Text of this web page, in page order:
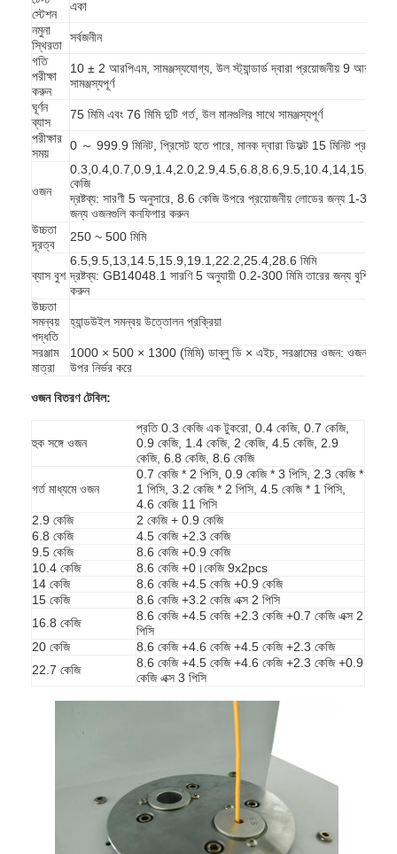
বাড়ি
কারখানা পরিদর্শন
গুণমান নিয়ন্ত্রণ
স্টেশন
একা
নমুনা
স্থিরতা
সর্বজনীন
গতি
পরীক্ষা
করুন
10 ± 2 আরপিএম, সামঞ্জস্যযোগ্য, উল স্ট্যান্ডার্ড দ্বারা প্রয়োজনীয় 9
সামঞ্জস্যপূর্ণ
ঘূর্ণন
ব্যাস
75 মিমি এবং 76 মিমি দুটি গর্ত, উল মানগুলির সাথে সামঞ্জস্যপূর্ণ
পরীক্ষার
সময়
0 ～ 999.9 মিনিট, প্রিসেট হতে পারে, মানক দ্বারা ডিফল্ট 15 মিনিট প্রয়োজন
ওজন
কেজি
দ্রষ্টব্য: সারণী 5 অনুসারে, 8.6 কেজি উপরে প্রয়োজনীয় লোডের জন্য 1-300
জন্য ওজনগুলি কনফিগার করুন
উচ্চতা
দূরত্ব
250 ~ 500 মিমি
ব্যাস বুশ
6.5,9.5,13,14.5,15.9,19.1,22.2,25.4,28.6 মিমি
দ্রষ্টব্য: GB14048.1 সারণি 5 অনুযায়ী 0.2-300 মিমি তারের জন্য বুশিংগুলি
করুন
উচ্চতা
সমন্বয়
পদ্ধতি
হ্যান্ডউইল সমন্বয় উত্তোলন প্রক্রিয়া
সরঞ্জাম
মাত্রা
1000 × 500 × 1300 (মিমি) ডাব্লু ডি × এইচ, সরঞ্জামের ওজন: ওজন
উপর নির্ভর করে
ওজন বিতরণ টেবিল:
হুক সঙ্গে ওজন
প্রতি 0.3 কেজি এক টুকরো, 0.4 কেজি, 0.7 কেজি,
0.9 কেজি, 1.4 কেজি, 2 কেজি, 4.5 কেজি, 2.9
কেজি, 6.8 কেজি, 8.6 কেজি
গর্ত মাধ্যমে ওজন
0.7 কেজি * 2 পিসি, 0.9 কেজি * 3 পিসি, 2.3 কেজি *
1 পিসি, 3.2 কেজি * 2 পিসি, 4.5 কেজি * 1 পিসি,
4.6 কেজি 11 পিসি
2.9 কেজি
2 কেজি + 0.9 কেজি
6.8 কেজি
4.5 কেজি +2.3 কেজি
9.5 কেজি
8.6 কেজি +0.9 কেজি
10.4 কেজি
8.6 কেজি +0।কেজি 9x2pcs
14 কেজি
8.6 কেজি +4.5 কেজি +0.9 কেজি
15 কেজি
8.6 কেজি +3.2 কেজি এক্স 2 পিসি
16.8 কেজি
8.6 কেজি +4.5 কেজি +2.3 কেজি +0.7 কেজি এক্স 2
পিসি
20 কেজি
8.6 কেজি +4.6 কেজি +4.5 কেজি +2.3 কেজি
22.7 কেজি
8.6 কেজি +4.5 কেজি +4.6 কেজি +2.3 কেজি +0.9
কেজি এক্স 3 পিসি